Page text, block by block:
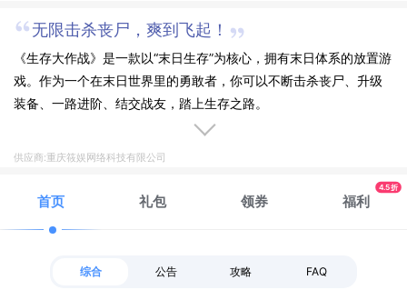
无限击杀丧尸，爽到飞起！
《生存大作战》是一款以“末日生存”为核心，拥有末日体系的放置游
戏。作为一个在末日世界里的勇敢者，你可以不断击杀丧尸、升级
装备、一路进阶、结交战友，踏上生存之路。
供应商:重庆筱娱网络科技有限公司
首页 礼包 领券 福利
4.5折
综合 公告 攻略 FAQ